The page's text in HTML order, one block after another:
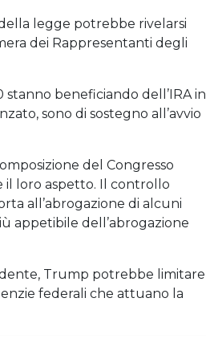
legge potrebbe rivelarsi
dei Rappresentanti degli
beneficiando dell’IRA in
sono di sostegno all’avvio
del Congresso
il loro aspetto. Il controllo
all’abrogazione di alcuni
appetibile dell’abrogazione
Trump potrebbe limitare
federali che attuano la